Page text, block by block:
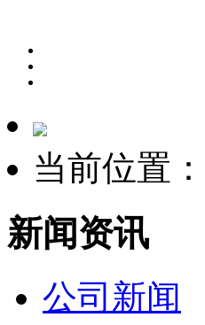
当前位置：
新闻资讯
公司新闻